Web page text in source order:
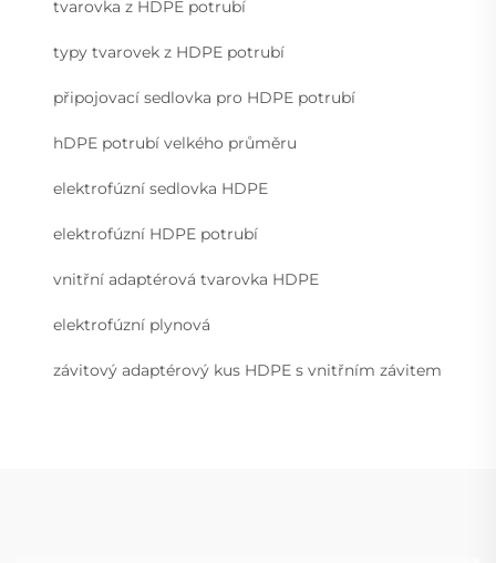
tvarovka z HDPE potrubí
typy tvarovek z HDPE potrubí
připojovací sedlovka pro HDPE potrubí
hDPE potrubí velkého průměru
elektrofúzní sedlovka HDPE
elektrofúzní HDPE potrubí
vnitřní adaptérová tvarovka HDPE
elektrofúzní plynová
závitový adaptérový kus HDPE s vnitřním závitem